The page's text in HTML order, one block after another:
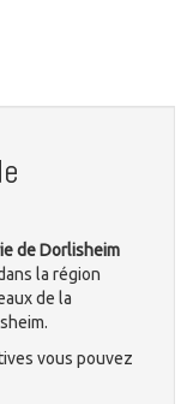
de Dorlisheim
la région
de la
vous pouvez